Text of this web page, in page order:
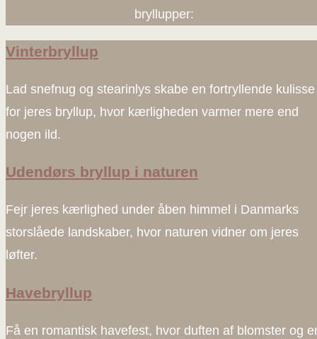
bryllupper:
Vinterbryllup
Lad snefnug og stearinlys skabe en fortryllende kulisse
for jeres bryllup, hvor kærligheden varmer mere end
nogen ild.
Udendørs bryllup i naturen
Fejr jeres kærlighed under åben himmel i Danmarks
storslåede landskaber, hvor naturen vidner om jeres
løfter.
Havebryllup
Få en romantisk havefest, hvor duften af blomster og